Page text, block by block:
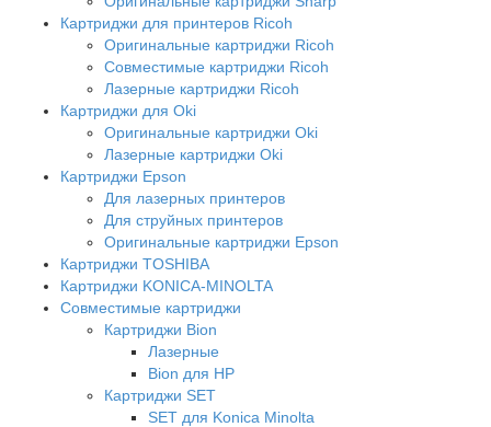
Картриджи для принтеров Ricoh
Оригинальные картриджи Ricoh
Совместимые картриджи Ricoh
Лазерные картриджи Ricoh
Картриджи для Oki
Оригинальные картриджи Oki
Лазерные картриджи Oki
Картриджи Epson
Для лазерных принтеров
Для струйных принтеров
Оригинальные картриджи Epson
Картриджи TOSHIBA
Картриджи KONICA-MINOLTA
Совместимые картриджи
Картриджи Bion
Лазерные
Bion для HP
Картриджи SET
SET для Konica Minolta